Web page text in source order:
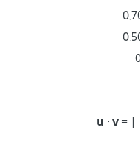
u ·v= |